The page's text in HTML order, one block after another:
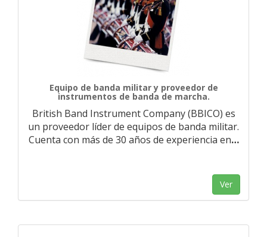
Equipo de banda militar y proveedor de
instrumentos de banda de marcha.
British Band Instrument Company (BBICO) es
un proveedor líder de equipos de banda militar.
Cuenta con más de 30 años de experiencia en…
Ver